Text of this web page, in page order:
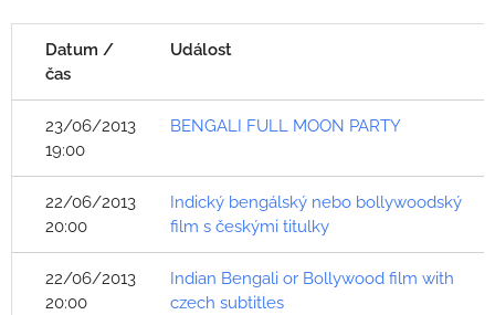
Datum /
čas
Událost
23/06/2013
19:00
BENGALI FULL MOON PARTY
22/06/2013
20:00
Indický bengálský nebo bollywoodský
film s českými titulky
22/06/2013
20:00
Indian Bengali or Bollywood film with
czech subtitles